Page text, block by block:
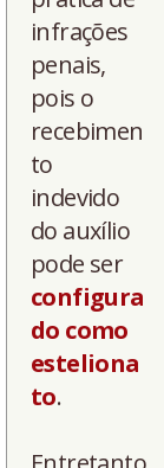
infrações
penais,
pois o
recebimen
to
indevido
do auxílio
pode ser
configura
do como
esteliona
to.